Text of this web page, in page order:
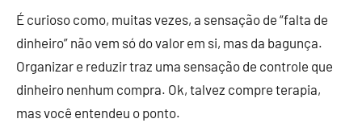
É curioso como, muitas vezes, a sensação de “falta de
dinheiro” não vem só do valor em si, mas da bagunça.
Organizar e reduzir traz uma sensação de controle que
dinheiro nenhum compra. Ok, talvez compre terapia,
mas você entendeu o ponto.